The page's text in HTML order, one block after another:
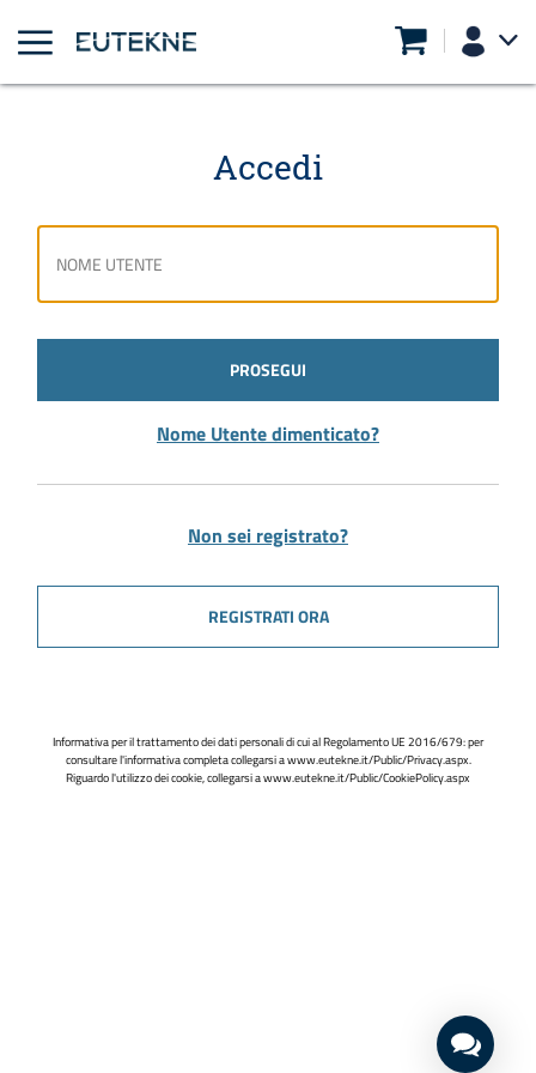
Accedi
PROSEGUI
Nome Utente dimenticato?
Non sei registrato?
REGISTRATI ORA
Informativa per il trattamento dei dati personali di cui al Regolamento UE 2016/679: per
consultare l'informativa completa collegarsi awww.eutekne.it/Public/Privacy.aspx.
Riguardo l'utilizzo dei cookie, collegarsi awww.eutekne.it/Public/CookiePolicy.aspx